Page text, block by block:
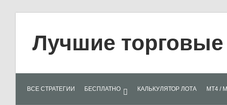
contentЛучшие торговые
для
ВСЕ СТРАТЕГИИ БЕСПЛАТНО КАЛЬКУЛЯТОР ЛОТА МТ4 /